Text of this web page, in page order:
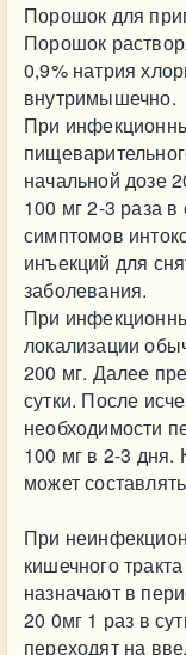
Порошок для
Порошок
0,9% натрия
внутримышечно.
При
начальной дозе
100 мг 2-3 раза в
симптомов
инъекций для
заболевания.
При
локализации
200 мг. Далее
сутки. После
необходимости
100 мг в 2-3 дня.
может
При
кишечного
назначают в
20 0мг 1 раз в
переходят на